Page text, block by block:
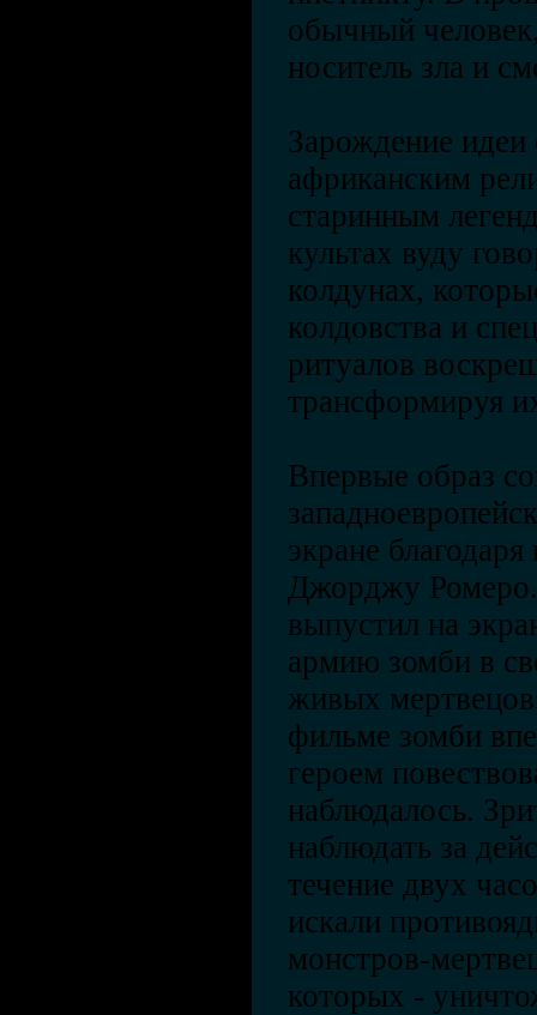
обычный
носитель зла и
Зарождение идеи
африканским
старинным
культах вуду
колдунах,
колдовства и
ритуалов
трансформируя
Впервые образ
экране
Джорджу
выпустил на
армию зомби в
живых
фильме зомби
героем
наблюдалось.
наблюдать за
течение двух
искали
монстров-
которых -